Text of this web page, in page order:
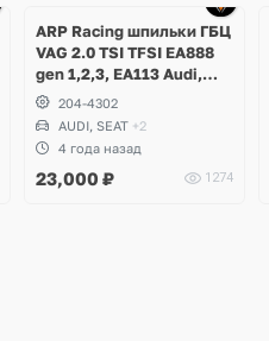
ARP Racing шпильки ГБЦ
VAG 2.0 TSI TFSI EA888
gen 1,2,3, EA113 Audi,
Volkswagen, Skoda, Seat
204-4302
AUDI, SEAT +2
4 года назад
23,000 ₽ 1274